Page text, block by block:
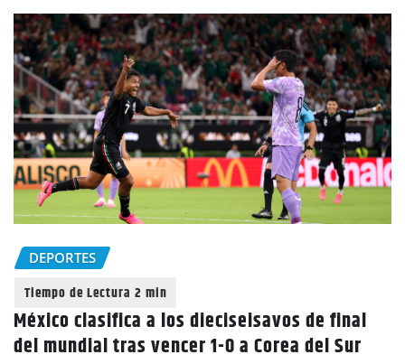
DEPORTES
México clasifica a los dieciseisavos de final
del mundial tras vencer 1-0 a Corea del Sur